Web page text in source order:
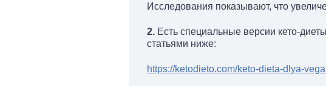
Исследования показывают, что
2. Есть специальные версии кето-
статьями ниже:
https://ketodieto.com/keto-dieta-dlya-